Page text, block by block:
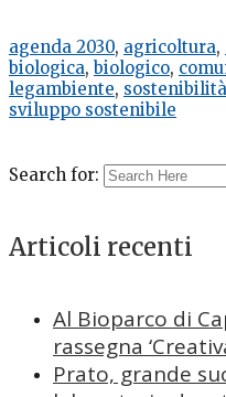
agenda 2030, agricoltura,
biologica, biologico,
legambiente, sostenibilità
sviluppo sostenibile
Search for:
Articoli recenti
Al Bioparco di
rassegna
Prato, grande